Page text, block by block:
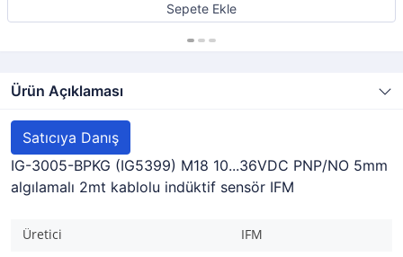
Sepete Ekle
Ürün Açıklaması
Satıcıya Danış
IG-3005-BPKG (IG5399) M18 10...36VDC PNP/NO 5mm
algılamalı 2mt kablolu indüktif sensör IFM
Üretici
IFM